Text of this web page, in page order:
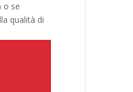
o se
qualità di